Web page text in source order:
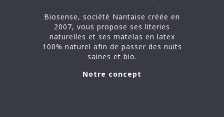
Biosense, société Nantaise créée en
2007, vous propose ses literies
naturelles et ses matelas en latex
100% naturel afin de passer des nuits
saines et bio.
Notre concept